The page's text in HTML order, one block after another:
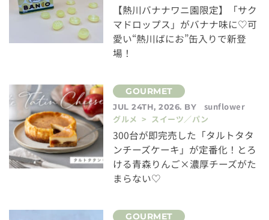
【熱川バナナワニ園限定】「サク
マドロップス」がバナナ味に♡可
愛い“熱川ばにお”缶入りで新登
場！
JUL 24TH, 2026. BY
sunflower
グルメ > スイーツ／パン
300台が即完売した「タルトタタ
ンチーズケーキ」が定番化！とろ
ける青森りんご×濃厚チーズがた
まらない♡